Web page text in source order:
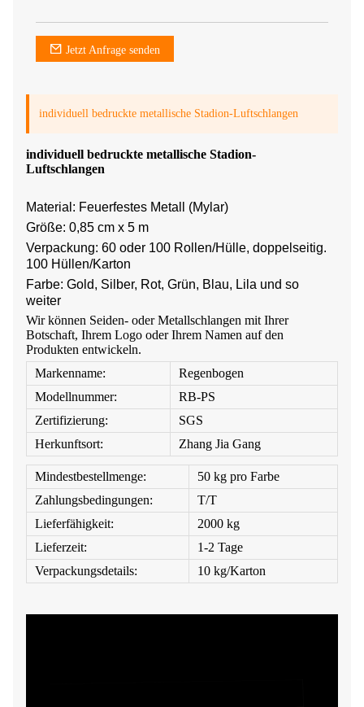
Jetzt Anfrage senden
individuell bedruckte metallische Stadion-Luftschlangen
individuell bedruckte metallische Stadion-
Luftschlangen
Material: Feuerfestes Metall (Mylar)
Größe: 0,85 cm x 5 m
Verpackung: 60 oder 100 Rollen/Hülle, doppelseitig.
100 Hüllen/Karton
Farbe: Gold, Silber, Rot, Grün, Blau, Lila und so
weiter
Wir können Seiden- oder Metallschlangen mit Ihrer
Botschaft, Ihrem Logo oder Ihrem Namen auf den
Produkten entwickeln.
Markenname:
Regenbogen
Modellnummer:
RB-PS
Zertifizierung:
SGS
Herkunftsort:
Zhang Jia Gang
Mindestbestellmenge:
50 kg pro Farbe
Zahlungsbedingungen:
T/T
Lieferfähigkeit:
2000 kg
Lieferzeit:
1-2 Tage
Verpackungsdetails:
10 kg/Karton